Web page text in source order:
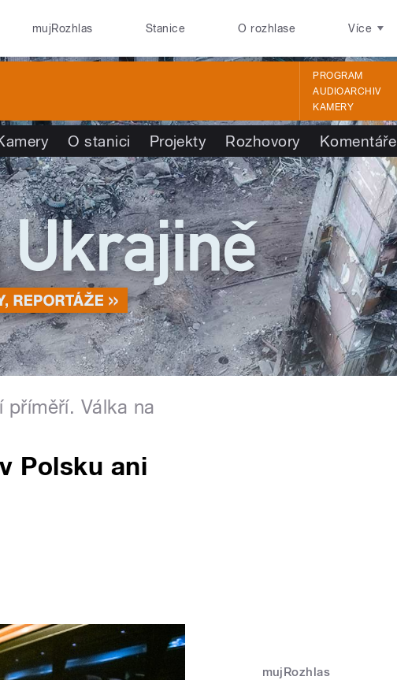
mujRozhlas Stanice O rozhlase Více
PROGRAM
AUDIOARCHIV
KAMERY
O stanici Projekty Rozhovory Komentáře
Válka na
Polsku ani
mujRozhlas